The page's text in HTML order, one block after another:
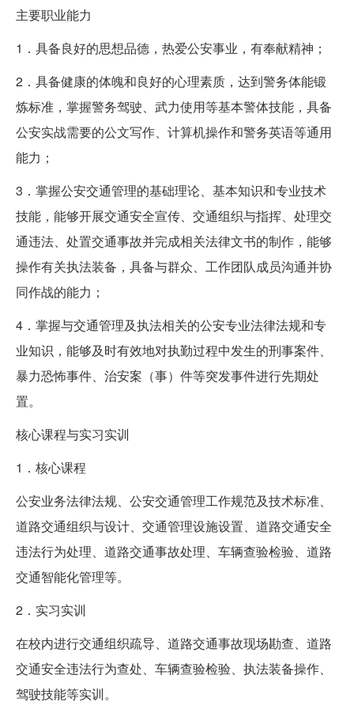
主要职业能力
1．具备良好的思想品德，热爱公安事业，有奉献精神；
2．具备健康的体魄和良好的心理素质，达到警务体能锻
炼标准，掌握警务驾驶、武力使用等基本警体技能，具备
公安实战需要的公文写作、计算机操作和警务英语等通用
能力；
3．掌握公安交通管理的基础理论、基本知识和专业技术
技能，能够开展交通安全宣传、交通组织与指挥、处理交
通违法、处置交通事故并完成相关法律文书的制作，能够
操作有关执法装备，具备与群众、工作团队成员沟通并协
同作战的能力；
4．掌握与交通管理及执法相关的公安专业法律法规和专
业知识，能够及时有效地对执勤过程中发生的刑事案件、
暴力恐怖事件、治安案（事）件等突发事件进行先期处
置。
核心课程与实习实训
1．核心课程
公安业务法律法规、公安交通管理工作规范及技术标准、
道路交通组织与设计、交通管理设施设置、道路交通安全
违法行为处理、道路交通事故处理、车辆查验检验、道路
交通智能化管理等。
2．实习实训
在校内进行交通组织疏导、道路交通事故现场勘查、道路
交通安全违法行为查处、车辆查验检验、执法装备操作、
驾驶技能等实训。